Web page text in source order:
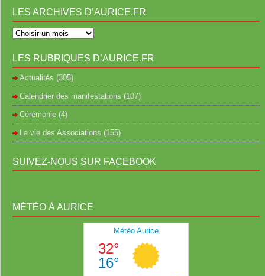
LES ARCHIVES D’AURICE.FR
LES RUBRIQUES D’AURICE.FR
Actualités (305)
Calendrier des manifestations (107)
Cérémonie (4)
La vie des Associations (155)
SUIVEZ-NOUS SUR FACEBOOK
MÉTÉO À AURICE